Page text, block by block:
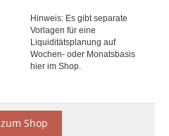
Hinweis: Es gibt separate
Vorlagen für eine
Liquiditätsplanung auf
Wochen- oder Monatsbasis
hier im Shop.
zum Shop